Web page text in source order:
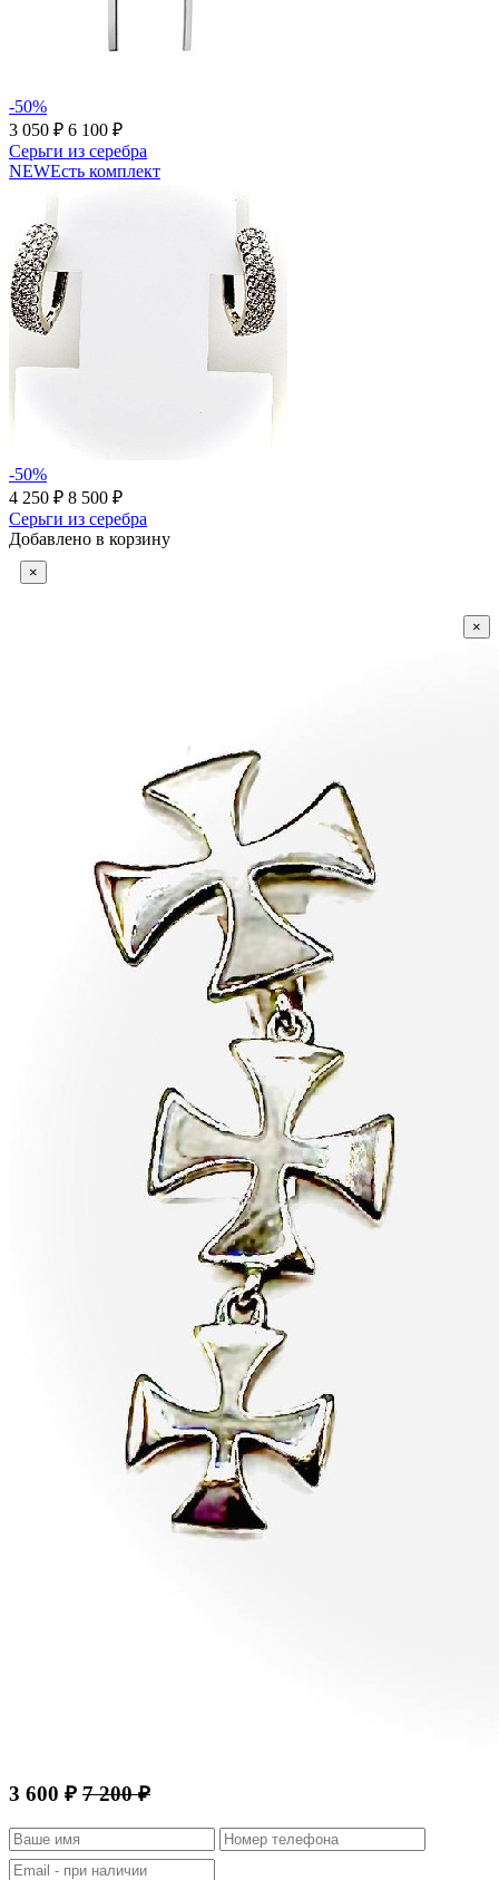
-50%
3 050 ₽ 6 100 ₽
Серьги из серебра
NEWЕсть комплект
-50%
4 250 ₽ 8 500 ₽
Серьги из серебра
Добавлено в корзину
×
×
3 600 ₽ 7 200 ₽